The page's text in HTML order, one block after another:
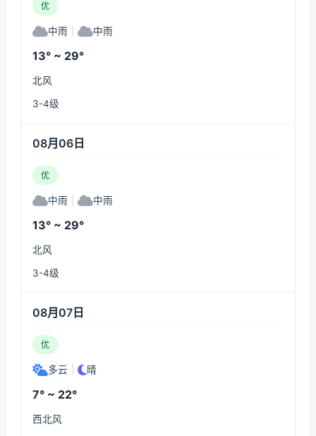
优
中雨 中雨
13° ~ 29°
北风
3-4级
08月06日
优
中雨 中雨
13° ~ 29°
北风
3-4级
08月07日
优
多云 晴
7° ~ 22°
西北风